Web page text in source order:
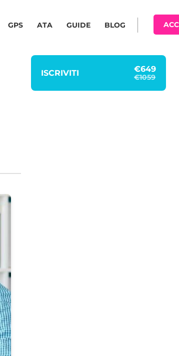
GPS ATA GUIDE BLOG
ISCRIVITI €649
€1059